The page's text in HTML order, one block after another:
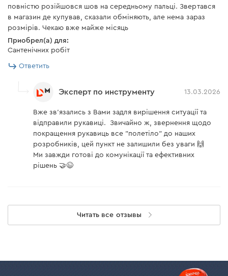
повністю розійшовся шов на середньому пальці. Звертався
в магазин де купував, сказали обміняють, але нема зараз
розмірів. Чекаю вже майже місяць
Приобрел(а) для:
Сантенічних робіт
Ответить
Эксперт по инструменту 13.03.2026
Вже зв'язались з Вами задля вирішення ситуації та
відправили рукавиці. Звичайно ж, звернення щодо
покращення рукавиць все "полетіло" до наших
розробників, цей пункт не залишили без уваги 🙌
Ми завжди готові до комунікації та ефективних
рішень 🤝😉
Читать все отзывы